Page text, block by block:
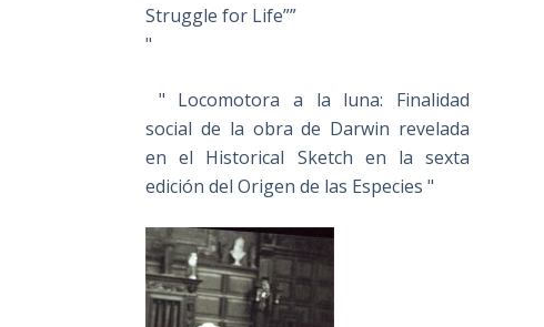
Struggle for Life””
"
" Locomotora a la luna: Finalidad
social de la obra de Darwin revelada
en el Historical Sketch en la sexta
edición del Origen de las Especies "